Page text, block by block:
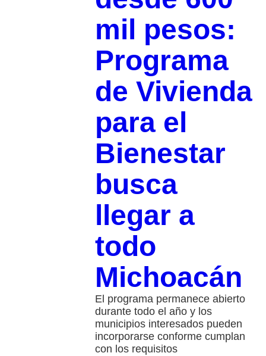
mil pesos:
Programa
de Vivienda
para el
Bienestar
busca
llegar a
todo
Michoacán
El programa permanece abierto
durante todo el año y los
municipios interesados pueden
incorporarse conforme cumplan
con los requisitos